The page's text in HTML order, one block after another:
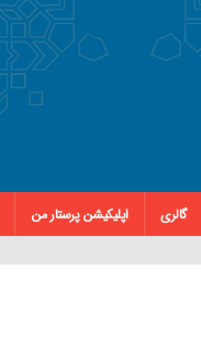
گالری اپلیکیشن پرستار من